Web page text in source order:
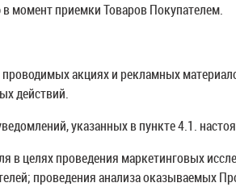
момент приемки Товаров Покупателем.
акциях и рекламных
действий.
указанных в пункте 4.1.
целях проведения маркетинговых
проведения анализа оказываемых